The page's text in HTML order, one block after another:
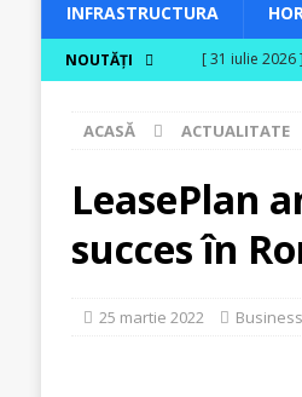
INFRASTRUCTURA
NOUTĂȚI [ 31 iulie 2026 ]
Carpaților
[ 30 iulie 2026 ]
sunt în risc
ACASĂ ACTUALITATE
LeasePlan
succes în
25 martie 2022